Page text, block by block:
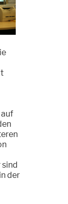
sind
der